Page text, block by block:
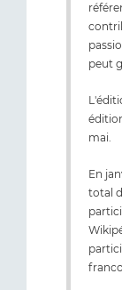
peut
mai.
En
total